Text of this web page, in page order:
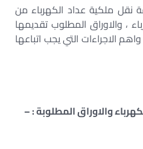
نقل ملكية عداد الكهرباء من
، والاوراق المطلوب تقديمها
الاجراءات التي يجب اتباعها
والاوراق المطلوبة : –